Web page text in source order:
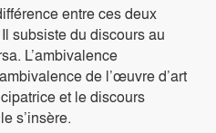
entre ces deux
subsiste du discours au
L’ambivalence
de l’œuvre d’art
et le discours
s’insère.